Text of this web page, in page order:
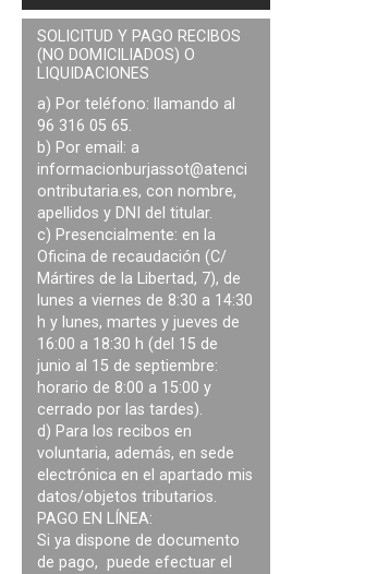
SOLICITUD Y PAGO RECIBOS
(NO DOMICILIADOS) O
LIQUIDACIONES
a) Por teléfono: llamando al
96 316 05 65.
b) Por email: a
informacionburjassot@atenci
ontributaria.es, con nombre,
apellidos y DNI del titular.
c) Presencialmente: en la
Oficina de recaudación (C/
Mártires de la Libertad, 7), de
lunes a viernes de 8:30 a 14:30
h y lunes, martes y jueves de
16:00 a 18:30 h (del 15 de
junio al 15 de septiembre:
horario de 8:00 a 15:00 y
cerrado por las tardes).
d) Para los recibos en
voluntaria, además, en sede
electrónica en el apartado mis
datos/objetos tributarios.
PAGO EN LÍNEA:
Si ya dispone de documento
de pago, puede efectuar el